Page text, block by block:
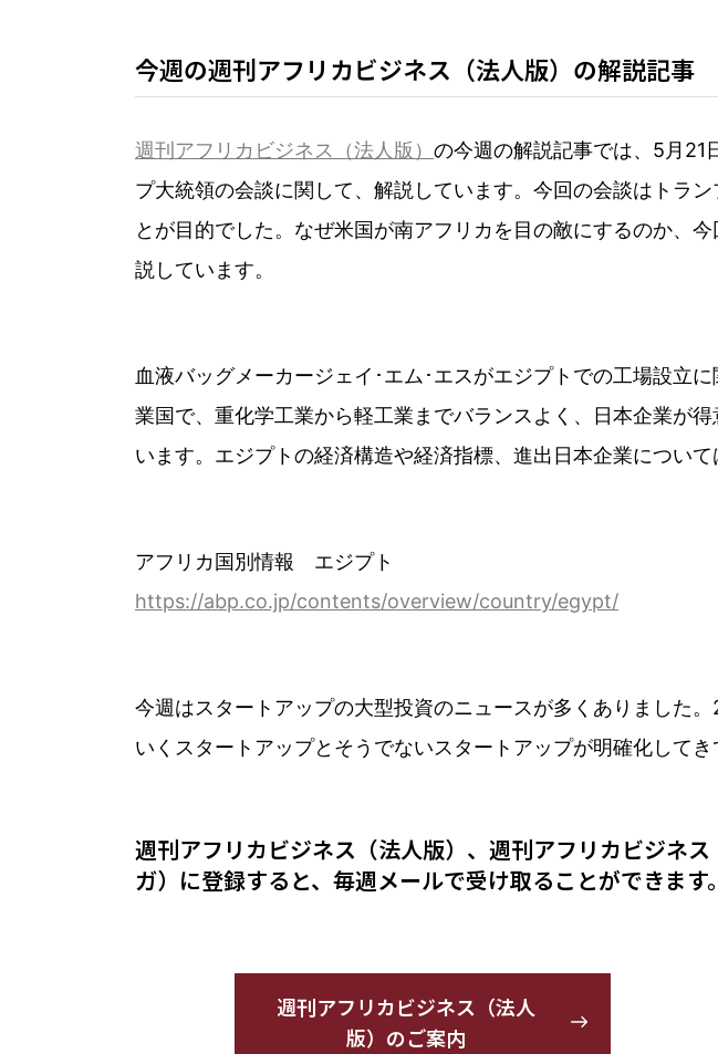
今週の週刊アフリカビジネス（法人版）の解説記事
週刊アフリカビジネス（法人版） の今週の解説記事では、5月21
プ大統領の会談に関して、解説しています。今回の会談はトラ
とが目的でした。なぜ米国が南アフリカを目の敵にするのか、
説しています。
血液バッグメーカージェイ･エム･エスがエジプトでの工場設立
業国で、重化学工業から軽工業までバランスよく、日本企業が
います。エジプトの経済構造や経済指標、進出日本企業について
アフリカ国別情報 エジプト
https://abp.co.jp/contents/overview/country/egypt/
今週はスタートアップの大型投資のニュースが多くありました
いくスタートアップとそうでないスタートアップが明確化して
週刊アフリカビジネス（法人版）、週刊アフリカビジネ
ガ）に登録すると、毎週メールで受け取ることができます
週刊アフリカビジネス（法人
版）のご案内